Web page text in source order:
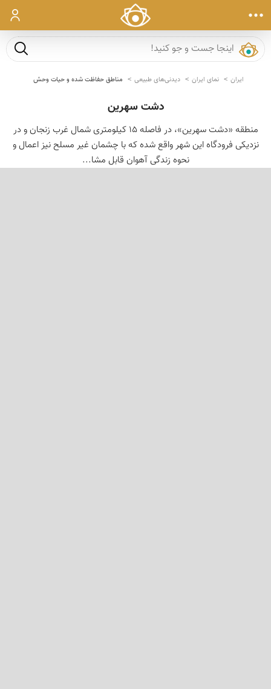
ورود
جست و
ایران نمای ایران دیدنی‌های طبیعی مناطق حفاظت شده و حیات وحش
دشت سهرین
منطقه «دشت سهرین»، در فاصله 15 كیلومتری شمال غرب زنجان و در
نزدیكی فرودگاه این شهر واقع شده كه با چشمان غیر مسلح نیز اعمال و
نحوه زندگی آهوان قابل مشا...